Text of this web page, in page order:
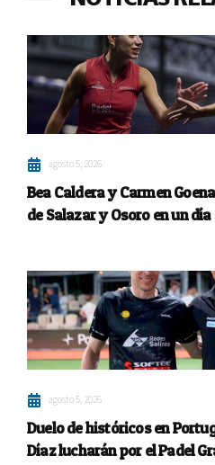
agosto 5, 2026
Bea Caldera y Carmen
de Salazar y Osoro en un
agosto 5, 2026
Duelo de históricos en
Díaz lucharán por el Padel